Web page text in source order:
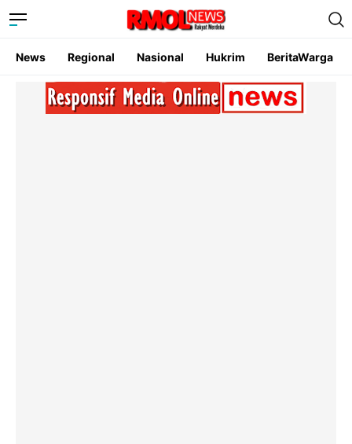
News Regional Nasional Hukrim BeritaWarga